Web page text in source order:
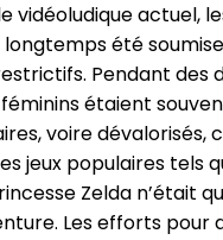
vidéoludique actuel,
été
Pendant des
étaient
voire dévalorisés,
jeux populaires tels
Zelda n’était
Les efforts pour